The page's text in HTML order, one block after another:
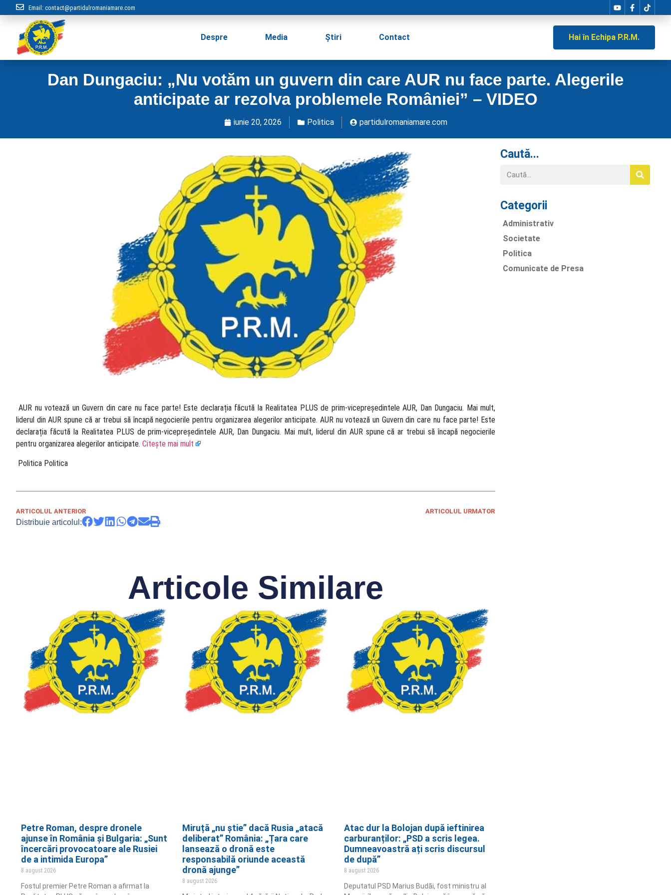
Email: contact@partidulromaniamare.com
Despre Media Știri Contact Hai în Echipa P.R.M.
Dan Dungaciu: „Nu votăm un guvern din care AUR nu face parte. Alegerile
anticipate ar rezolva problemele României” – VIDEO
iunie 20, 2026 Politica partidulromaniamare.com
​ AUR nu votează un Guvern din care nu face parte! Este declarația făcută la Realitatea PLUS de prim-vicepreședintele AUR, Dan Dungaciu. Mai mult,
liderul din AUR spune că ar trebui să încapă negocierile pentru organizarea alegerilor anticipate. AUR nu votează un Guvern din care nu face parte! Este
declarația făcută la Realitatea PLUS de prim-vicepreședintele AUR, Dan Dungaciu. Mai mult, liderul din AUR spune că ar trebui să încapă negocierile
pentru organizarea alegerilor anticipate. Citește mai mult
​ Politica Politica
ARTICOLUL ANTERIOR ARTICOLUL URMATOR
Distribuie articolul:
Articole Similare
Petre Roman, despre dronele
ajunse în România și Bulgaria: „Sunt
încercări provocatoare ale Rusiei
de a intimida Europa”
8 august 2026
Fostul premier Petre Roman a afirmat la
Miruță „nu știe” dacă Rusia „atacă
deliberat” România: „Țara care
lansează o dronă este
responsabilă oriunde această
dronă ajunge”
8 august 2026
Atac dur la Bolojan după ieftinirea
carburanților: „PSD a scris legea.
Dumneavoastră ați scris discursul
de după”
8 august 2026
Deputatul PSD Marius Budăi, fost ministru al
Caută...
Categorii
Administrativ
Societate
Politica
Comunicate de Presa